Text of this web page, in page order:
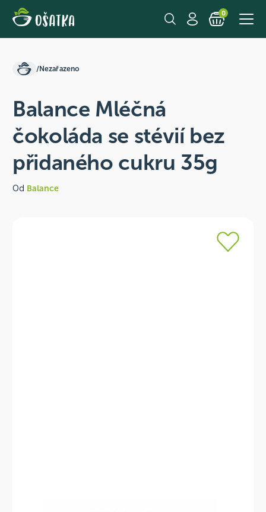
0
/Nezařazeno
Balance Mléčná
čokoláda se stévií bez
přidaného cukru 35g
Od Balance